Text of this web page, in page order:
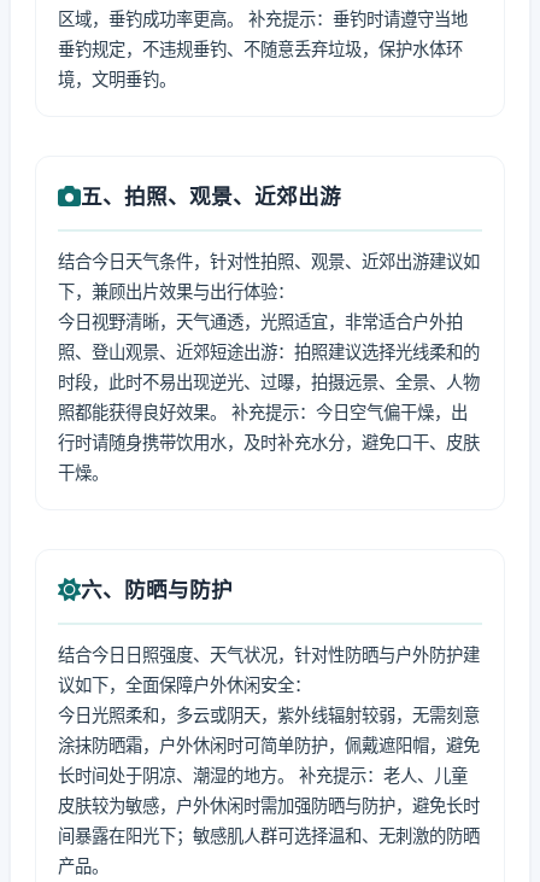
区域，垂钓成功率更高。 补充提示：垂钓时请遵守当地
垂钓规定，不违规垂钓、不随意丢弃垃圾，保护水体环
境，文明垂钓。
五、拍照、观景、近郊出游
结合今日天气条件，针对性拍照、观景、近郊出游建议如
下，兼顾出片效果与出行体验：
今日视野清晰，天气通透，光照适宜，非常适合户外拍
照、登山观景、近郊短途出游：拍照建议选择光线柔和的
时段，此时不易出现逆光、过曝，拍摄远景、全景、人物
照都能获得良好效果。 补充提示：今日空气偏干燥，出
行时请随身携带饮用水，及时补充水分，避免口干、皮肤
干燥。
六、防晒与防护
结合今日日照强度、天气状况，针对性防晒与户外防护建
议如下，全面保障户外休闲安全：
今日光照柔和，多云或阴天，紫外线辐射较弱，无需刻意
涂抹防晒霜，户外休闲时可简单防护，佩戴遮阳帽，避免
长时间处于阴凉、潮湿的地方。 补充提示：老人、儿童
皮肤较为敏感，户外休闲时需加强防晒与防护，避免长时
间暴露在阳光下；敏感肌人群可选择温和、无刺激的防晒
产品。